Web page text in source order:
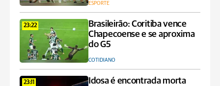
ESPORTE
23:22
Brasileirão: Coritiba vence
Chapecoense e se aproxima
do G5
COTIDIANO
23:11
Idosa é encontrada morta